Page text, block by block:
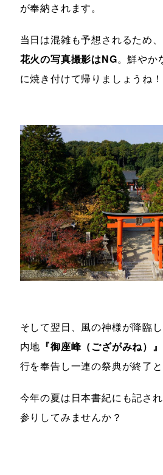
が奉納されます。
当日は混雑も予想されるため
花火の写真撮影はNG。鮮やか
に焼き付けて帰りましょうね！
そして翌日、風の神様が降臨
内地 『御座峰（ござがみね）』
行を奉告し一連の祭典が終了と
今年の夏は日本書紀にも記さ
参りしてみませんか？